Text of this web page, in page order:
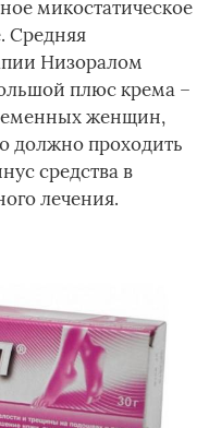
микостатическое
Средняя
Низоралом
плюс крема –
женщин,
должно проходить
средства в
лечения.